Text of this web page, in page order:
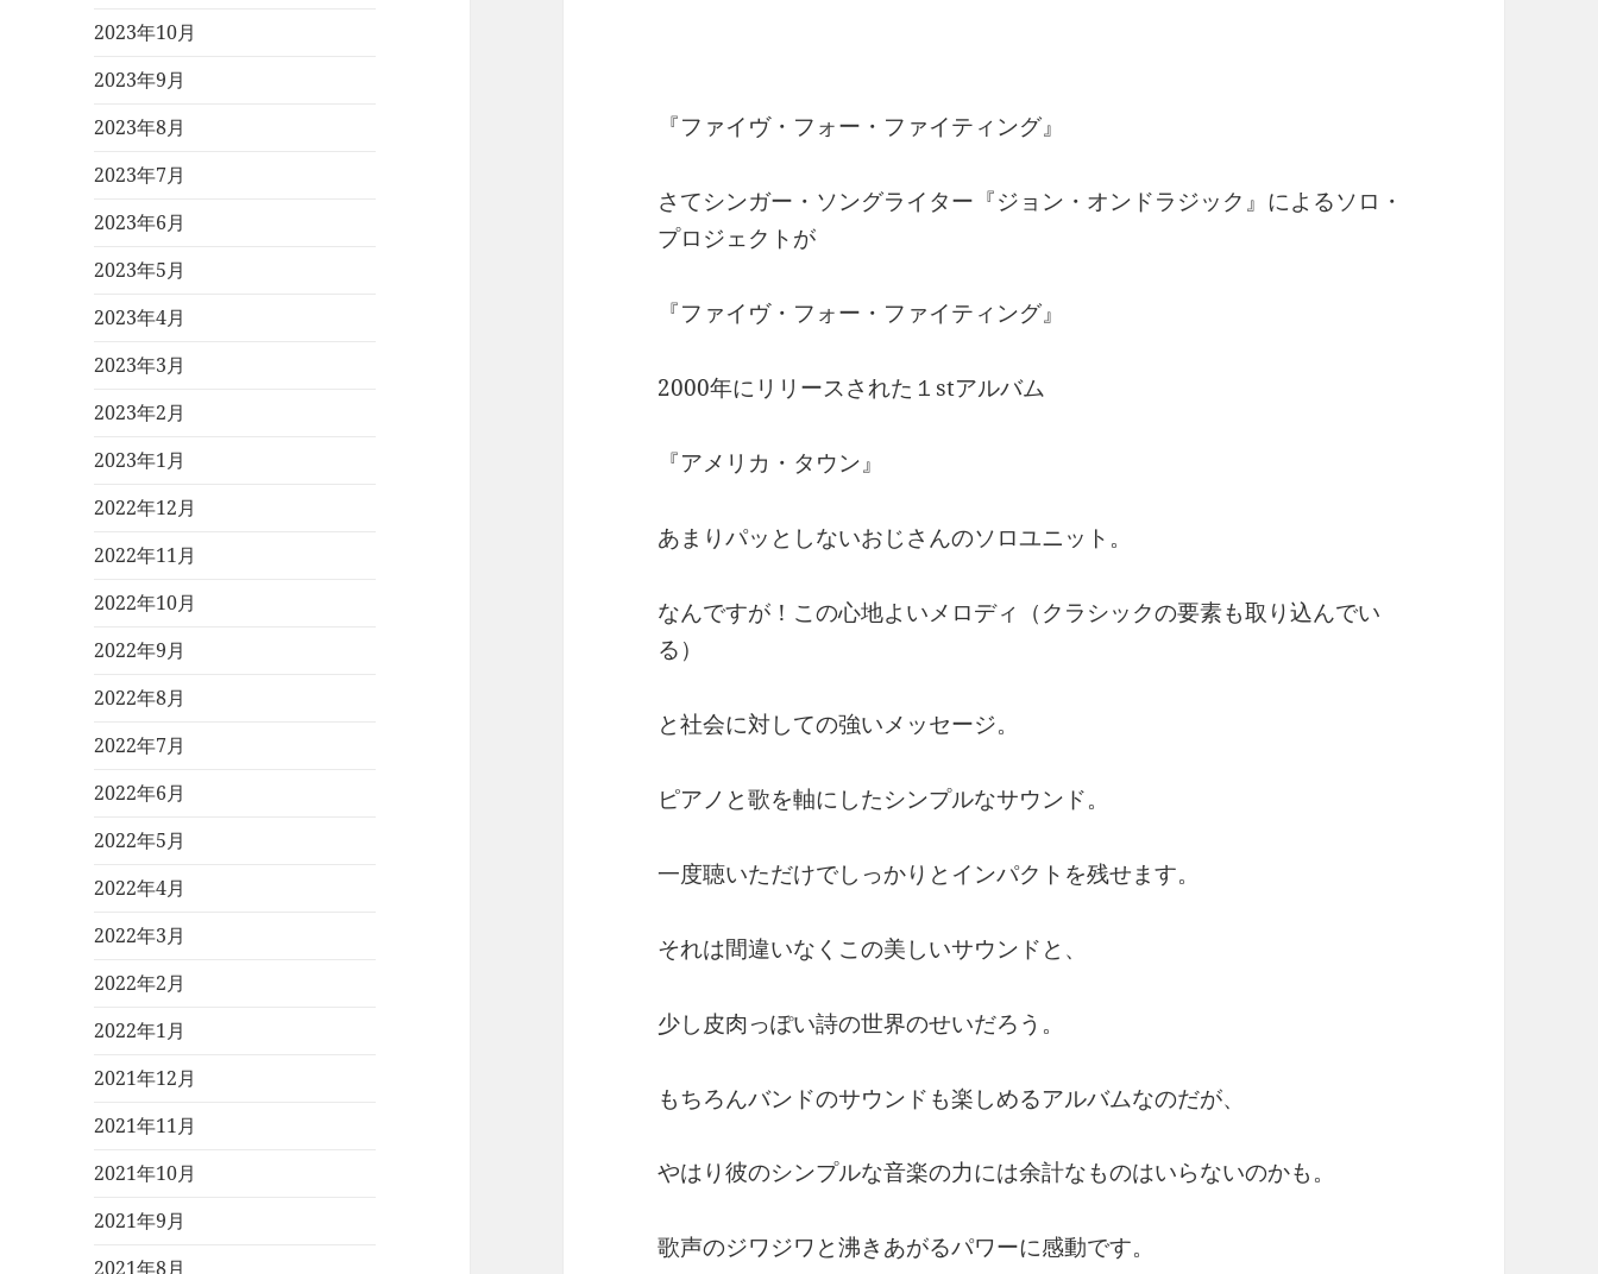
2023年10月
2023年9月
2023年8月
2023年7月
2023年6月
2023年5月
2023年4月
2023年3月
2023年2月
2023年1月
2022年12月
2022年11月
2022年10月
2022年9月
2022年8月
2022年7月
2022年6月
2022年5月
2022年4月
2022年3月
2022年2月
2022年1月
2021年12月
2021年11月
2021年10月
2021年9月
2021年8月
『ファイヴ・フォー・ファイティング』
さてシンガー・ソングライター『ジョン・オンドラジック』によるソロ・
プロジェクトが
『ファイヴ・フォー・ファイティング』
2000年にリリースされた１stアルバム
『アメリカ・タウン』
あまりパッとしないおじさんのソロユニット。
なんですが！この心地よいメロディ（クラシックの要素も取り込んでい
る）
と社会に対しての強いメッセージ。
ピアノと歌を軸にしたシンプルなサウンド。
一度聴いただけでしっかりとインパクトを残せます。
それは間違いなくこの美しいサウンドと、
少し皮肉っぽい詩の世界のせいだろう。
もちろんバンドのサウンドも楽しめるアルバムなのだが、
やはり彼のシンプルな音楽の力には余計なものはいらないのかも。
歌声のジワジワと沸きあがるパワーに感動です。